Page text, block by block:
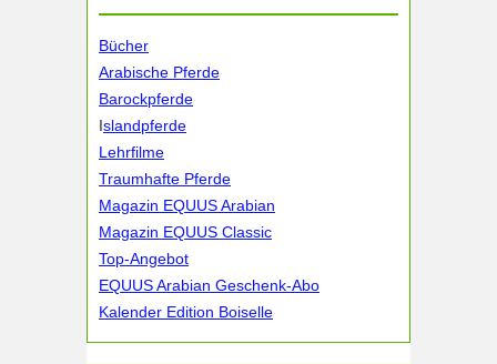
Bücher
Arabische Pferde
Barockpferde
Islandpferde
Lehrfilme
Traumhafte Pferde
Magazin EQUUS Arabian
Magazin EQUUS Classic
Top-Angebot
EQUUS Arabian Geschenk-Abo
Kalender Edition Boiselle